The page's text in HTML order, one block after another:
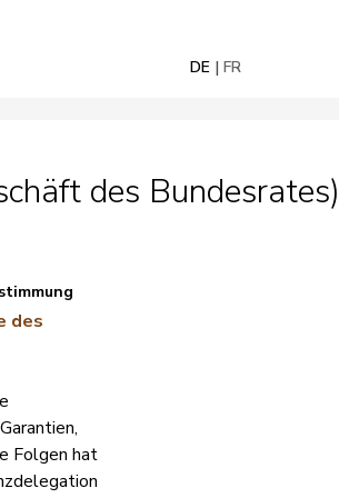
DE FR
des Bundesrates)
des
Folgen hat